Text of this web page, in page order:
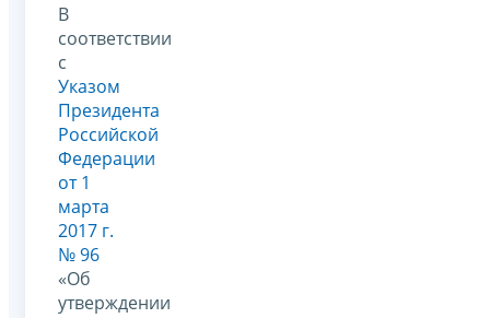
В
соответствии
с
Указом
Президента
Российской
Федерации
от 1
марта
2017 г.
№ 96
«Об
утверждении